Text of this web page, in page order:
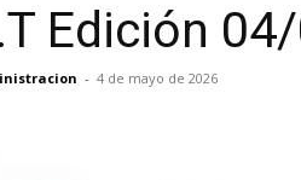
Edición
- 4 de mayo de 2026